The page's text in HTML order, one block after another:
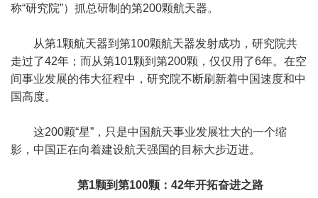
称“研究院”）抓总研制的第200颗航天器。
从第1颗航天器到第100颗航天器发射成功，研究院共
走过了42年；而从第101颗到第200颗，仅仅用了6年。在空
间事业发展的伟大征程中，研究院不断刷新着中国速度和中
国高度。
这200颗“星”，只是中国航天事业发展壮大的一个缩
影，中国正在向着建设航天强国的目标大步迈进。
第1颗到第100颗：42年开拓奋进之路